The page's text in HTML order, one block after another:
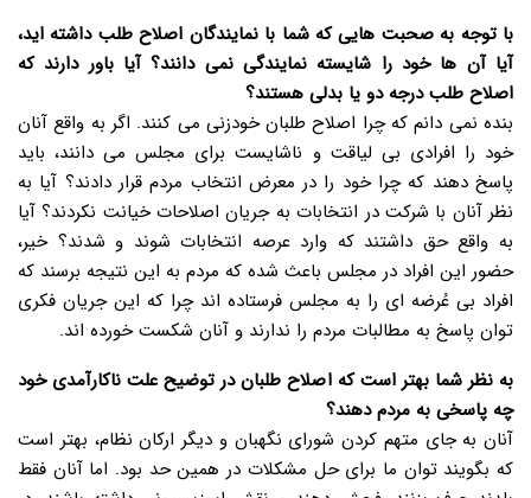
با توجه به صحبت هایی که شما با نمایندگان اصلاح طلب داشته اید،
آیا آن ها خود را شایسته نمایندگی نمی دانند؟ آیا باور دارند که
اصلاح طلب درجه دو یا بدلی هستند؟
بنده نمی دانم که چرا اصلاح طلبان خودزنی می کنند. اگر به واقع آنان
خود را افرادی بی لیاقت و ناشایست برای مجلس می دانند، باید
پاسخ دهند که چرا خود را در معرض انتخاب مردم قرار دادند؟ آیا به
نظر آنان با شرکت در انتخابات به جریان اصلاحات خیانت نکردند؟ آیا
به واقع حق داشتند که وارد عرصه انتخابات شوند و شدند؟ خیر،
حضور این افراد در مجلس باعث شده که مردم به این نتیجه برسند که
افراد بی عُرضه ای را به مجلس فرستاده اند چرا که این جریان فکری
توان پاسخ به مطالبات مردم را ندارند و آنان شکست خورده اند.
به نظر شما بهتر است که اصلاح طلبان در توضیح علت ناکارآمدی خود
چه پاسخی به مردم دهند؟
آنان به جای متهم کردن شورای نگهبان و دیگر ارکان نظام، بهتر است
که بگویند توان ما برای حل مشکلات در همین حد بود. اما آنان فقط